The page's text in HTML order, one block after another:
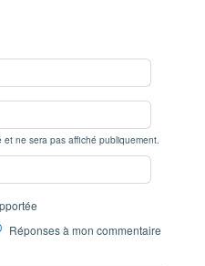
ne sera pas affiché publiquement.
Réponses à mon commentaire